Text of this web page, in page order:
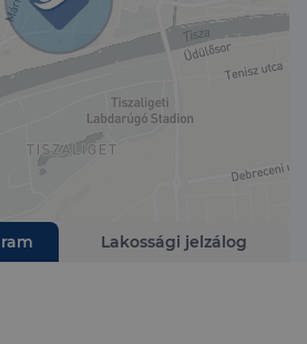
Lakossági jelzálog